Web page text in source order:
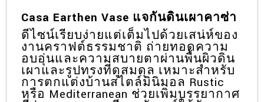
Casa Earthen Vase แจกันดินเผาคาซ่า
ดีไซน์เรียบง่ายแต่เต็มไปด้วยเสน่ห์ของ
งานคราฟต์ธรรมชาติ ถ่ายทอดความ
อบอุ่นและความสบายตาผ่านพื้นผิวดิน
เผาและรูปทรงที่ดูสมดุล เหมาะสำหรับ
การตกแต่งบ้านสไตล์มินิมอล Rustic
หรือ Mediterranean ช่วยเพิ่มบรรยากาศ